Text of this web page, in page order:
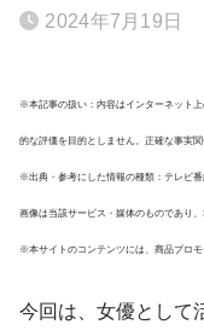
2024年7月19日
※本記事の扱い：内容はインターネット
的な評価を目的としません。正確な事実
※出典・参考にした情報の種類：テレビ
画像は当該サービス・媒体のものであり
※本サイトのコンテンツには、商品プロモ
今回は、女優として